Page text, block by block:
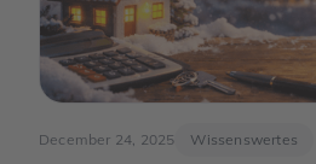
December 24, 2025 Wissenswertes